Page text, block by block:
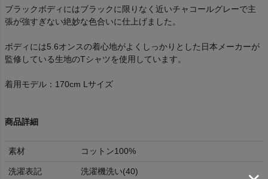
ブラックボディにはブラックに限りなく近いチャコールグレーで主
張が強すぎない絶妙な色合いに仕上げました。
ボディには5.6オンスの着心地がよくしっかりとした日本メーカーが
監修している生地のTシャツを使用しています。
着用モデル：170cm Lサイズ
商品詳細
素材 コットン100%
洗濯表記 洗濯機洗い(40)